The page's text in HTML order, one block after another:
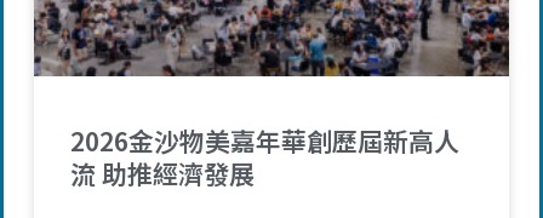
2026金沙物美嘉年華創歷屆新高人
流 助推經濟發展